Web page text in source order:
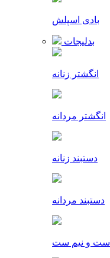
بادی اسپلش
بدلیجات
انگشتر زنانه
انگشتر مردانه
دستبند زنانه
دستبند مردانه
ست و نیم ست